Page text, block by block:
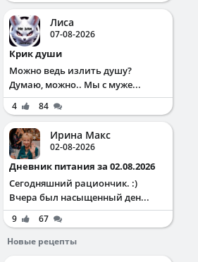
Лиса
07-08-2026
Крик души
Можно ведь излить душу?
Думаю, можно.. Мы с муже...
4 84
Ирина Макс
02-08-2026
Дневник питания за 02.08.2026
Сегодняшний рациончик. :)
Вчера был насыщенный ден...
9
67
Новые рецепты